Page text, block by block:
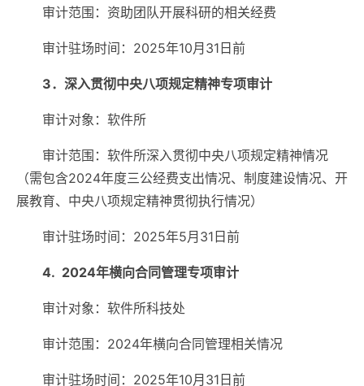
审计范围：资助团队开展科研的相关经费
审计驻场时间：2025年10月31日前
3．深入贯彻中央八项规定精神专项审计
审计对象：软件所
审计范围：软件所深入贯彻中央八项规定精神情况
（需包含2024年度三公经费支出情况、制度建设情况、开
展教育、中央八项规定精神贯彻执行情况）
审计驻场时间：2025年5月31日前
4. 2024年横向合同管理专项审计
审计对象：软件所科技处
审计范围：2024年横向合同管理相关情况
审计驻场时间：2025年10月31日前